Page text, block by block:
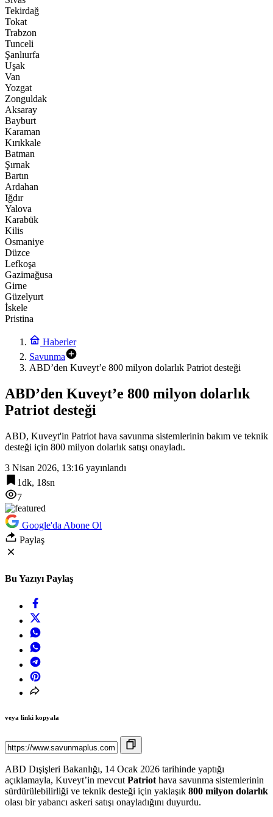
Tekirdağ
Tokat
Trabzon
Tunceli
Şanlıurfa
Uşak
Van
Yozgat
Zonguldak
Aksaray
Bayburt
Karaman
Kırıkkale
Batman
Şırnak
Bartın
Ardahan
Iğdır
Yalova
Karabük
Kilis
Osmaniye
Düzce
Lefkoşa
Gazimağusa
Girne
Güzelyurt
İskele
Pristina
Haberler
Savunma
ABD’den Kuveyt’e 800 milyon dolarlık Patriot desteği
ABD’den Kuveyt’e 800 milyon dolarlık
Patriot desteği
ABD, Kuveyt'in Patriot hava savunma sistemlerinin bakım ve teknik
desteği için 800 milyon dolarlık satışı onayladı.
3 Nisan 2026, 13:16 yayınlandı
1dk, 18sn
7
Google'da Abone Ol
Paylaş
Bu Yazıyı Paylaş
veya linki kopyala
ABD Dışişleri Bakanlığı, 14 Ocak 2026 tarihinde yaptığı
açıklamayla, Kuveyt’in mevcut Patriot hava savunma sistemlerinin
sürdürülebilirliği ve teknik desteği için yaklaşık 800 milyon dolarlık
olası bir yabancı askeri satışı onayladığını duyurdu.